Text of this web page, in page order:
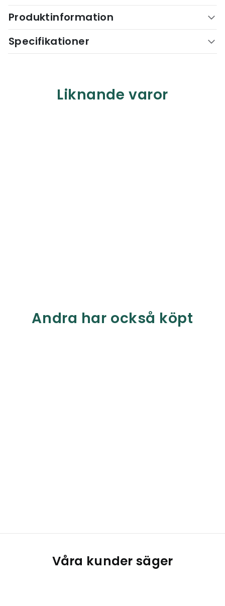
Produktinformation
Specifikationer
Liknande varor
Andra har också köpt
Våra kunder säger